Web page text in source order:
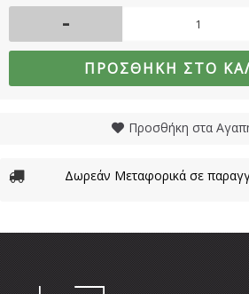
-
ΠΡΟΣΘΉΚΗ ΣΤΟ
Προσθήκη στα
Δωρεάν Μεταφορικά σε